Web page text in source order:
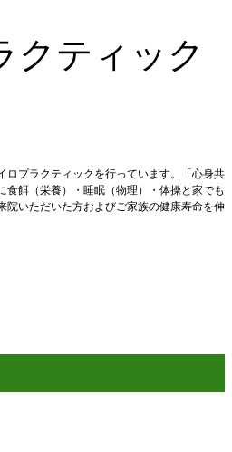
クティック
ロプラクティックを行っています。「心身共
食餌（栄養）・睡眠（物理）・体操と家でも
院いただいた方およびご家族の健康寿命を伸